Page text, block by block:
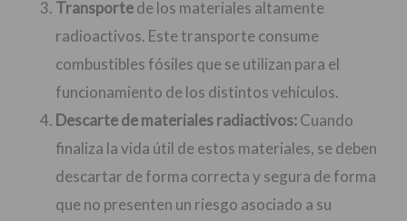
Transportede los materiales altamente
radioactivos. Este transporte consume
combustibles fósiles que se utilizan para el
funcionamiento de los distintos vehículos.
Descarte de materiales radiactivos:Cuando
finaliza la vida útil de estos materiales, se deben
descartar de forma correcta y segura de forma
que no presenten un riesgo asociado a su